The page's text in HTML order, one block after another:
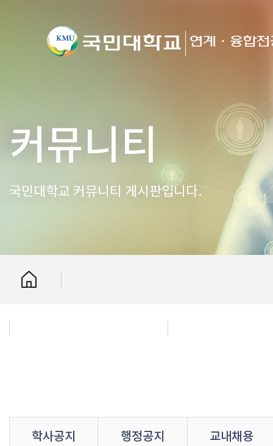
커뮤니티
국민대학교 커뮤니티 게시판입니다.
학사공지 행정공지 교내채용